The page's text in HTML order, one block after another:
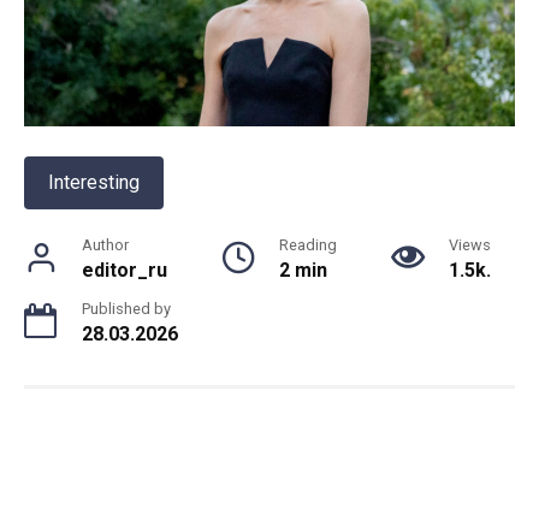
Interesting
Author
editor_ru
Reading
2 min
Views
1.5k.
Published by
28.03.2026